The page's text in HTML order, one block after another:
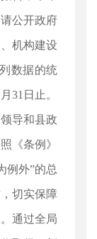
公开政府
机构建设
数据的统
31日止。
导和县政
《条例》
例外”的总
切实保障
通过全局